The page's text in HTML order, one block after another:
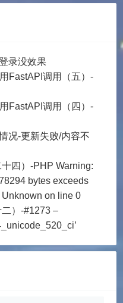
录没效果
FastAPI调用（五）-
FastAPI调用（四）-
况-更新失败/内容不
四）-PHP Warning:
bytes exceeds
on line 0
）-#1273 –